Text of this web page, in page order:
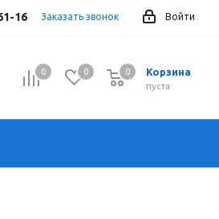
Войти
16 Заказать звонок
0 0 Корзина
0
пуста
0